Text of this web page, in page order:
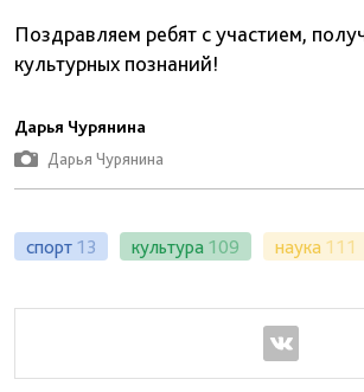
Поздравляем ребят с участием,
культурных познаний!
Дарья Чурянина
Дарья Чурянина
спорт 13 культура 109 наука 111